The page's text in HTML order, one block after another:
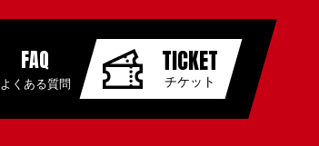
FAQ
よくある質問
TICKET
チケット